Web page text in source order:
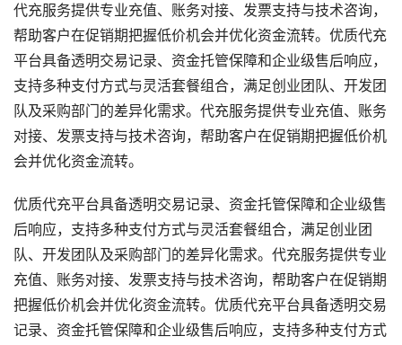
代充服务提供专业充值、账务对接、发票支持与技术咨询，
帮助客户在促销期把握低价机会并优化资金流转。优质代充
平台具备透明交易记录、资金托管保障和企业级售后响应，
支持多种支付方式与灵活套餐组合，满足创业团队、开发团
队及采购部门的差异化需求。代充服务提供专业充值、账务
对接、发票支持与技术咨询，帮助客户在促销期把握低价机
会并优化资金流转。
优质代充平台具备透明交易记录、资金托管保障和企业级售
后响应，支持多种支付方式与灵活套餐组合，满足创业团
队、开发团队及采购部门的差异化需求。代充服务提供专业
充值、账务对接、发票支持与技术咨询，帮助客户在促销期
把握低价机会并优化资金流转。优质代充平台具备透明交易
记录、资金托管保障和企业级售后响应，支持多种支付方式